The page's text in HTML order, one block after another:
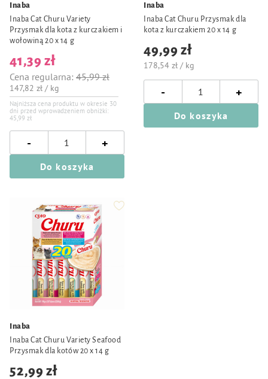
Inaba
Inaba Cat Churu Variety
Przysmak dla kota z kurczakiem i
wołowiną 20 x 14 g
Cena regularna: 45,99 zł
41,39 zł
Najniższa cena produktu w okresie 30
dni przed wprowadzeniem obniżki:
45,99 zł
147,82 zł / kg
- +
Do koszyka
Inaba
Inaba Cat Churu Przysmak dla
kota z kurczakiem 20 x 14 g
49,99 zł
178,54 zł / kg
- +
Do koszyka
Inaba
Inaba Cat Churu Variety Seafood
Przysmak dla kotów 20 x 14 g
52,99 zł